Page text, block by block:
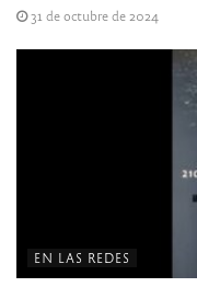
31 de octubre de 2024
EN LAS REDES